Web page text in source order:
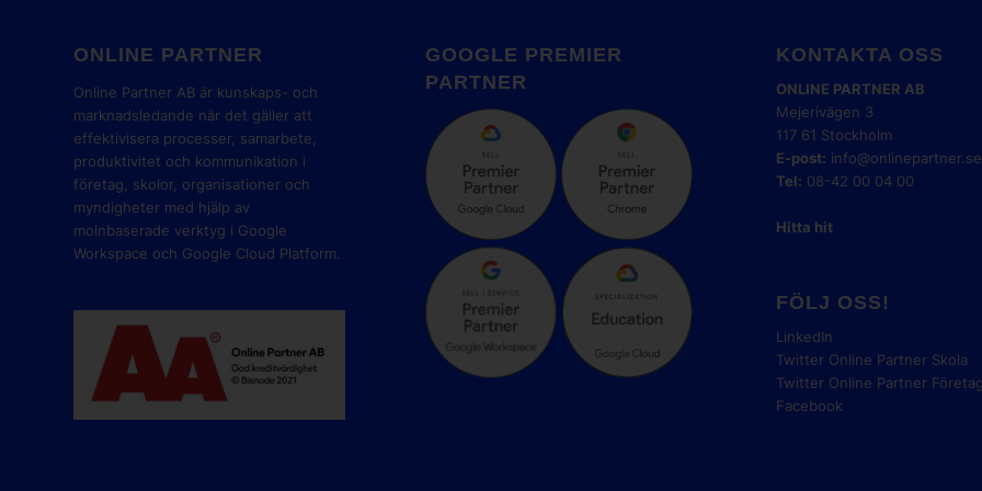
ONLINE PARTNER
Online Partner AB är kunskaps- och
marknadsledande när det gäller att
effektivisera processer, samarbete,
produktivitet och kommunikation i
företag, skolor, organisationer och
myndigheter med hjälp av
molnbaserade verktyg i Google
Workspace och Google Cloud Platform.
GOOGLE PREMIER
PARTNER
KONTAKTA OSS
ONLINE PARTNER AB
Mejerivägen 3
117 61 Stockholm
E-post: info@onlinepartner.se
Tel: 08-42 00 04 00
Hitta hit
FÖLJ OSS!
LinkedIn
Twitter Online Partner Skola
Twitter Online Partner
Facebook